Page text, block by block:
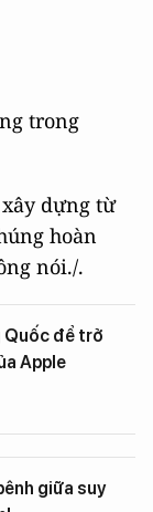
trong
dựng từ
hoàn
nói./.
Quốc để trở
Apple
giữa suy